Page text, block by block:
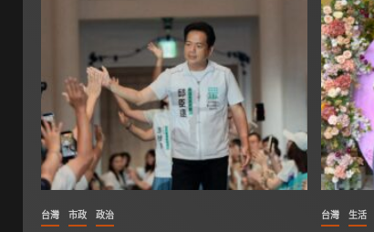
台灣 市政 政治 台灣 生活